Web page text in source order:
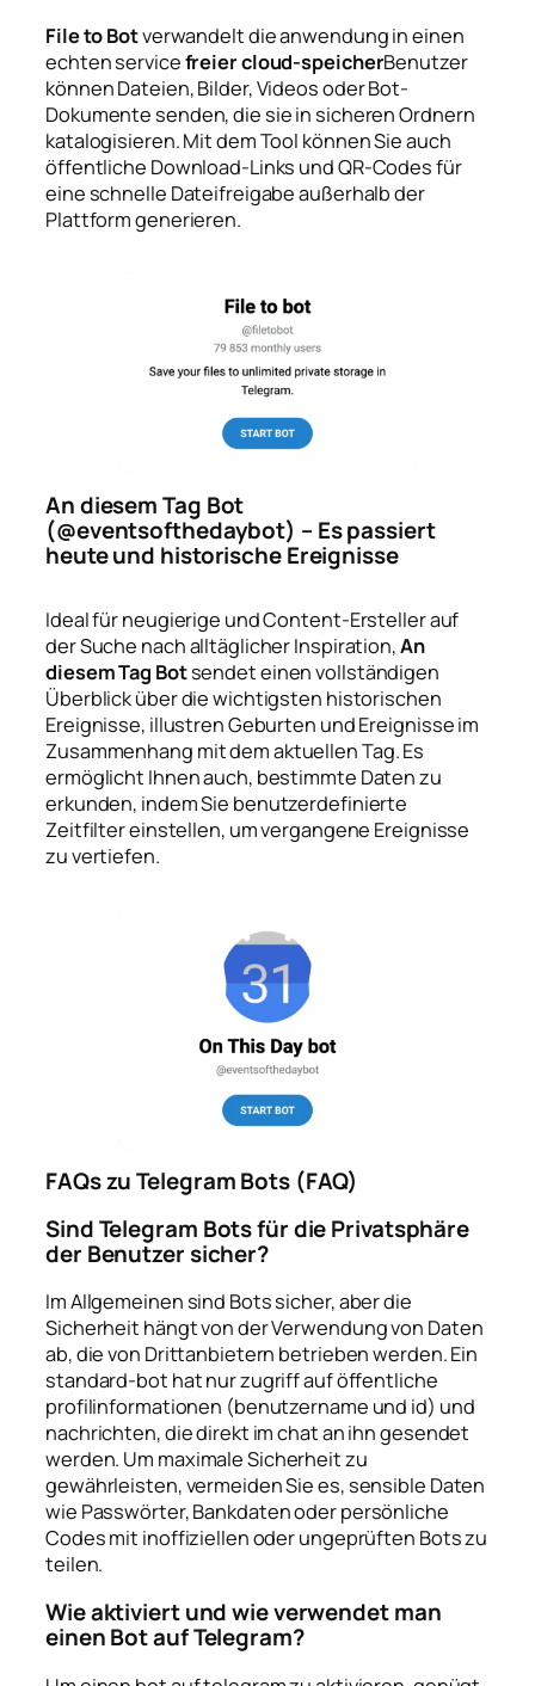
File to Botverwandelt die anwendung in einen
echten servicefreier cloud-speicherBenutzer
können Dateien, Bilder, Videos oder Bot-
Dokumente senden, die sie in sicheren Ordnern
katalogisieren. Mit dem Tool können Sie auch
öffentliche Download-Links und QR-Codes für
eine schnelle Dateifreigabe außerhalb der
Plattform generieren.
An diesem Tag Bot
(@eventsofthedaybot) – Es passiert
heute und historische Ereignisse
Ideal für neugierige und Content-Ersteller auf
der Suche nach alltäglicher Inspiration,An
diesem Tag Botsendet einen vollständigen
Überblick über die wichtigsten historischen
Ereignisse, illustren Geburten und Ereignisse im
Zusammenhang mit dem aktuellen Tag. Es
ermöglicht Ihnen auch, bestimmte Daten zu
erkunden, indem Sie benutzerdefinierte
Zeitfilter einstellen, um vergangene Ereignisse
zu vertiefen.
FAQs zu Telegram Bots (FAQ)
Sind Telegram Bots für die Privatsphäre
der Benutzer sicher?
Im Allgemeinen sind Bots sicher, aber die
Sicherheit hängt von der Verwendung von Daten
ab, die von Drittanbietern betrieben werden. Ein
standard-bot hat nur zugriff auf öffentliche
profilinformationen (benutzername und id) und
nachrichten, die direkt im chat an ihn gesendet
werden. Um maximale Sicherheit zu
gewährleisten, vermeiden Sie es, sensible Daten
wie Passwörter, Bankdaten oder persönliche
Codes mit inoffiziellen oder ungeprüften Bots zu
teilen.
Wie aktiviert und wie verwendet man
einen Bot auf Telegram?